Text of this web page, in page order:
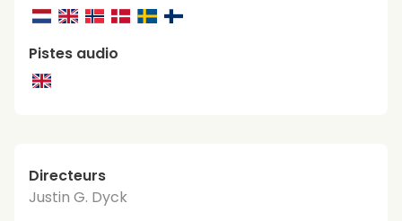
Pistes audio
Directeurs
Justin G. Dyck